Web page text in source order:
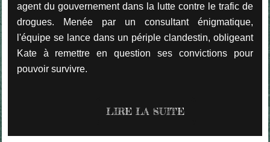
agent du gouvernement dans la lutte contre le trafic de
drogues. Menée par un consultant énigmatique,
l'équipe se lance dans un périple clandestin, obligeant
Kate à remettre en question ses convictions pour
pouvoir survivre.
LIRE LA SUITE